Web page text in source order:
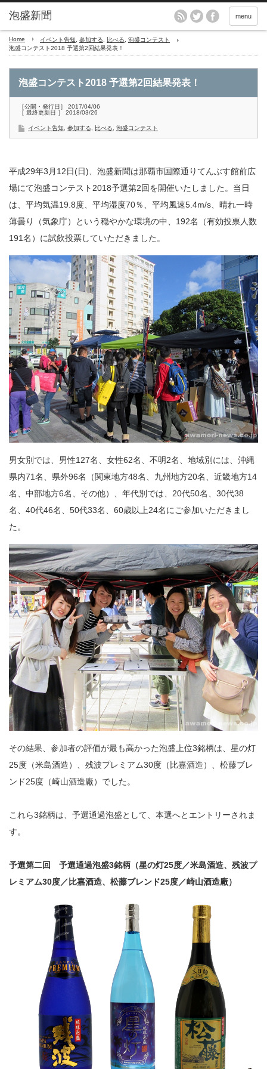
menu
Home イベント告知 参加する 比べる
泡盛コンテスト
泡盛コンテスト2018 予選第2回結果発表！
泡盛コンテスト2018 予選第2回結果発表！
［公開・発行日］ 2017/04/06
［ 最終更新日 ］ 2018/03/26
イベント告知 参加する 比べる 泡盛コンテスト
平成29年3月12日(日)、泡盛新聞は那覇市国際通りてんぶす館前広
場にて泡盛コンテスト2018予選第2回を開催いたしました。当日
は、平均気温19.8度、平均湿度70％、平均風速5.4m/s、晴れ一時
薄曇り（気象庁）という穏やかな環境の中、192名（有効投票人数
191名）に試飲投票していただきました。
男女別では、男性127名、女性62名、不明2名、地域別には、沖縄
県内71名、県外96名（関東地方48名、九州地方20名、近畿地方14
名、中部地方6名、その他）、年代別では、20代50名、30代38
名、40代46名、50代33名、60歳以上24名にご参加いただきまし
た。
その結果、参加者の評価が最も高かった泡盛上位3銘柄は、星の灯
25度（米島酒造）、残波プレミアム30度（比嘉酒造）、松藤ブレ
ンド25度（崎山酒造廠）でした。
これら3銘柄は、予選通過泡盛として、本選へとエントリーされま
す。
予選第二回 予選通過泡盛3銘柄（星の灯25度／米島酒造、残波プ
レミアム30度／比嘉酒造、松藤ブレンド25度／崎山酒造廠）